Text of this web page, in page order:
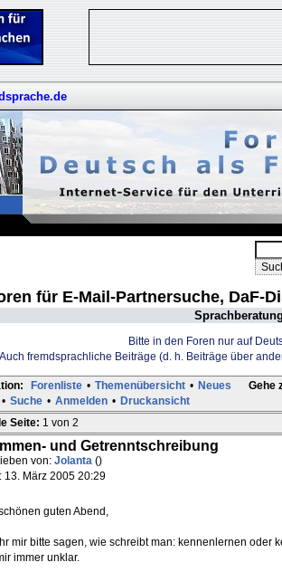
für E-Mail-Partnersuche, DaF-
Sprachberatung
Bitte in den Foren nur auf
Auch fremdsprachliche Beiträge (d. h. Beiträge über
Gehe
Forenliste • Themenübersicht • Neues
• Suche • Anmelden • Druckansicht
Seite: 1 von 2
und Getrenntschreibung
von: Jolanta ()
13. März 2005 20:29
guten Abend,
mir bitte sagen, wie schreibt man: kennenlernen oder
immer unklar.